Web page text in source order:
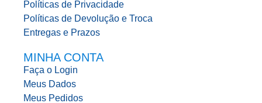
Políticas de Privacidade
Políticas de Devolução e Troca
Entregas e Prazos
MINHA CONTA
Faça o Login
Meus Dados
Meus Pedidos